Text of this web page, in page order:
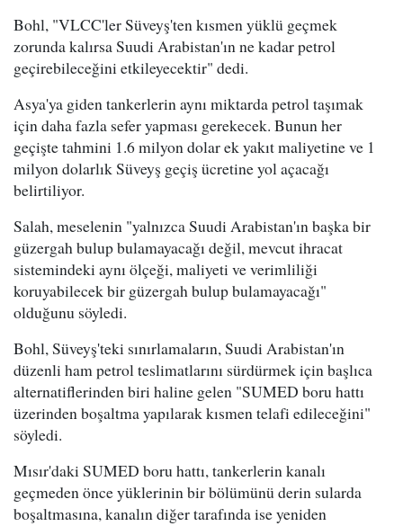
Bohl, "VLCC'ler Süveyş'ten kısmen yüklü geçmek
zorunda kalırsa Suudi Arabistan'ın ne kadar petrol
geçirebileceğini etkileyecektir" dedi.
Asya'ya giden tankerlerin aynı miktarda petrol taşımak
için daha fazla sefer yapması gerekecek. Bunun her
geçişte tahmini 1.6 milyon dolar ek yakıt maliyetine ve 1
milyon dolarlık Süveyş geçiş ücretine yol açacağı
belirtiliyor.
Salah, meselenin "yalnızca Suudi Arabistan'ın başka bir
güzergah bulup bulamayacağı değil, mevcut ihracat
sistemindeki aynı ölçeği, maliyeti ve verimliliği
koruyabilecek bir güzergah bulup bulamayacağı"
olduğunu söyledi.
Bohl, Süveyş'teki sınırlamaların, Suudi Arabistan'ın
düzenli ham petrol teslimatlarını sürdürmek için başlıca
alternatiflerinden biri haline gelen "SUMED boru hattı
üzerinden boşaltma yapılarak kısmen telafi edileceğini"
söyledi.
Mısır'daki SUMED boru hattı, tankerlerin kanalı
geçmeden önce yüklerinin bir bölümünü derin sularda
boşaltmasına, kanalın diğer tarafında ise yeniden